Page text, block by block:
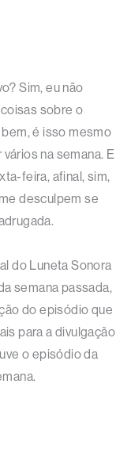
Sim, eu não
sobre o
é isso mesmo
na semana. E
feira, afinal, sim,
desculpem se
do Luneta Sonora
semana passada,
do episódio que
para a divulgação
o episódio da